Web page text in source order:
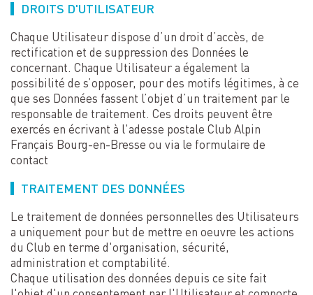
DROITS D'UTILISATEUR
Chaque Utilisateur dispose d’un droit d’accès, de
rectification et de suppression des Données le
concernant. Chaque Utilisateur a également la
possibilité de s’opposer, pour des motifs légitimes, à ce
que ses Données fassent l’objet d’un traitement par le
responsable de traitement. Ces droits peuvent être
exercés en écrivant à l'adesse postale Club Alpin
Français Bourg-en-Bresse ou via le formulaire de
contact
TRAITEMENT DES DONNÉES
Le traitement de données personnelles des Utilisateurs
a uniquement pour but de mettre en oeuvre les actions
du Club en terme d'organisation, sécurité,
administration et comptabilité.
Chaque utilisation des données depuis ce site fait